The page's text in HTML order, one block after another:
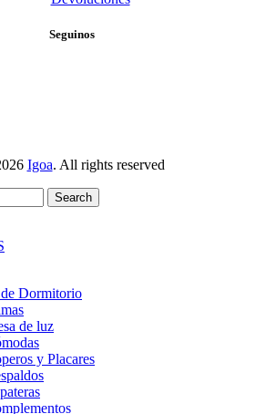
Seguinos
Igoa. All rights reserved
Search
Dormitorio
de luz
y Placares